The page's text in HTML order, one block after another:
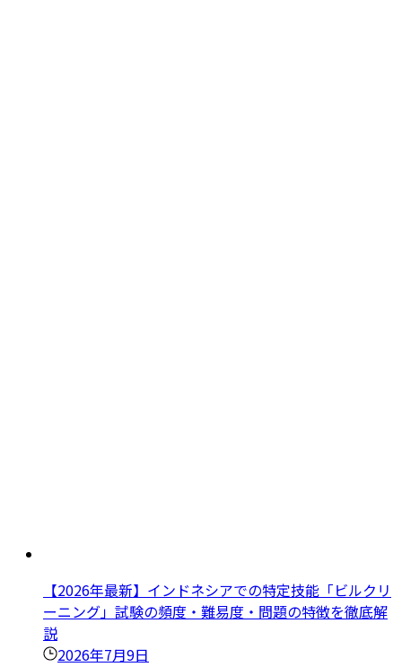
【2026年最新】インドネシアでの特定技能「ビルクリ
ーニング」試験の頻度・難易度・問題の特徴を徹底解
説
2026年7月9日